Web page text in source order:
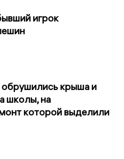
игрок
крыша и
школы, на
которой выделили